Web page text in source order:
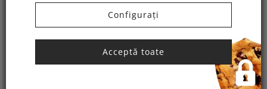
Configurați
Acceptă toate